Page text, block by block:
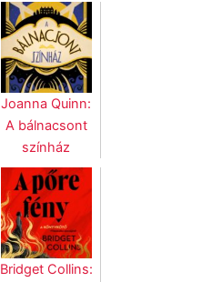
Joanna Quinn:
A bálnacsont
színház
Bridget Collins: